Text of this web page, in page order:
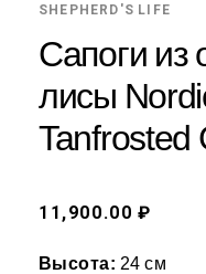
SHEPHERD'S LIFE
Сапоги из
лисы
Tanfrosted
11,900.00 ₽
Высота: 24 см